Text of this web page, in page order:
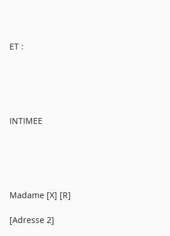
ET :
INTIMEE
Madame [X] [R]
[Adresse 2]